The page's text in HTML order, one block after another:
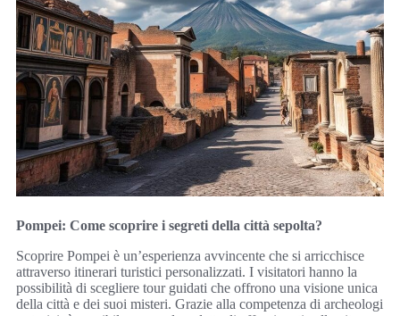
Pompei: Come scoprire i segreti della città sepolta?
Scoprire Pompei è un’esperienza avvincente che si arricchisce
attraverso itinerari turistici personalizzati. I visitatori hanno la
possibilità di scegliere tour guidati che offrono una visione unica
della città e dei suoi misteri. Grazie alla competenza di archeologi